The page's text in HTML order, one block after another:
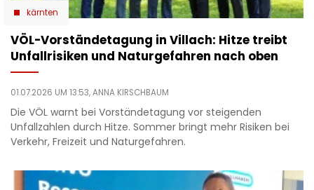
kärnten
VÖL-Vorständetagung in Villach: Hitze treibt
Unfallrisiken und Naturgefahren nach oben
01.07.2026 UM 13:53,ANNA KIRSCHBAUM
Die VÖL warnt bei Vorständetagung vor steigenden
Unfallzahlen durch Hitze. Sommer bringt mehr Risiken bei
Verkehr, Freizeit und Naturgefahren.